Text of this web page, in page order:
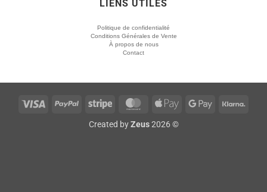
LIENS UTILES
Politique de confidentialité
Conditions Générales de Vente
À propos de nous
Contact
Visa PayPal Stripe MasterCardApple
Google
Created byZeus2026 ©